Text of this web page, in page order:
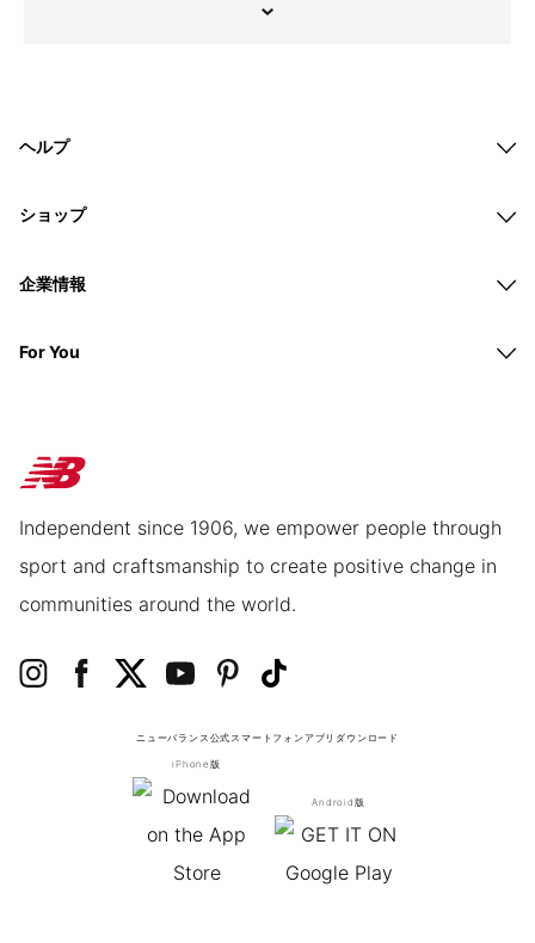
ヘルプ
ショップ
企業情報
For You
Independent since 1906, we empower people through
sport and craftsmanship to create positive change in
communities around the world.
ニューバランス公式スマートフォンアプリ ダウンロード
iPhone版
Android版